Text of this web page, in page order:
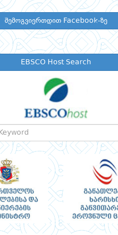
შემოგვიერთდით Facebook-ზე
EBSCO Host Search